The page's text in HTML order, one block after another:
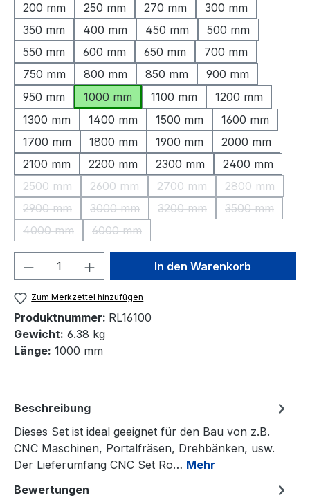
200 mm 250 mm 270 mm
300 mm
350 mm
400 mm 450 mm
500 mm
550 mm
600 mm 650 mm
700 mm
750 mm
800 mm 850 mm
900 mm
950 mm
1000 mm 1100 mm
1200 mm
1300 mm
1400 mm 1500 mm
1600 mm
1700 mm
1800 mm 1900 mm
2000 mm
2100 mm
2200 mm 2300 mm
2400 mm
2500 mm
(Diese Option ist zurzeit nicht verfügbar.)
2600 mm
(Diese Option ist zurzeit nicht verfügbar.)
2700 mm
(Diese Option ist zurzeit
2800 mm
(Diese
2900 mm
(Diese Option ist zurzeit nicht verfügbar.)
3000 mm
(Diese Option ist zurzeit nicht verfügbar.)
3200 mm
(Diese Option ist zurzeit
3500 mm
(Diese
4000 mm
(Diese Option ist zurzeit nicht verfügbar.)
6000 mm
(Diese Option ist zurzeit nicht verfügbar.)
Produkt Anzahl: Gib denIn den Warenkorb
Zum Merkzettel hinzufügen
Produktnummer: RL16100
Gewicht: 6.38 kg
Länge: 1000 mm
Beschreibung
Dieses Set ist ideal geeignet für den Bau von z.B.
CNC Maschinen, Portalfräsen, Drehbänken, usw.
Der Lieferumfang CNC Set Ro… Mehr
Bewertungen